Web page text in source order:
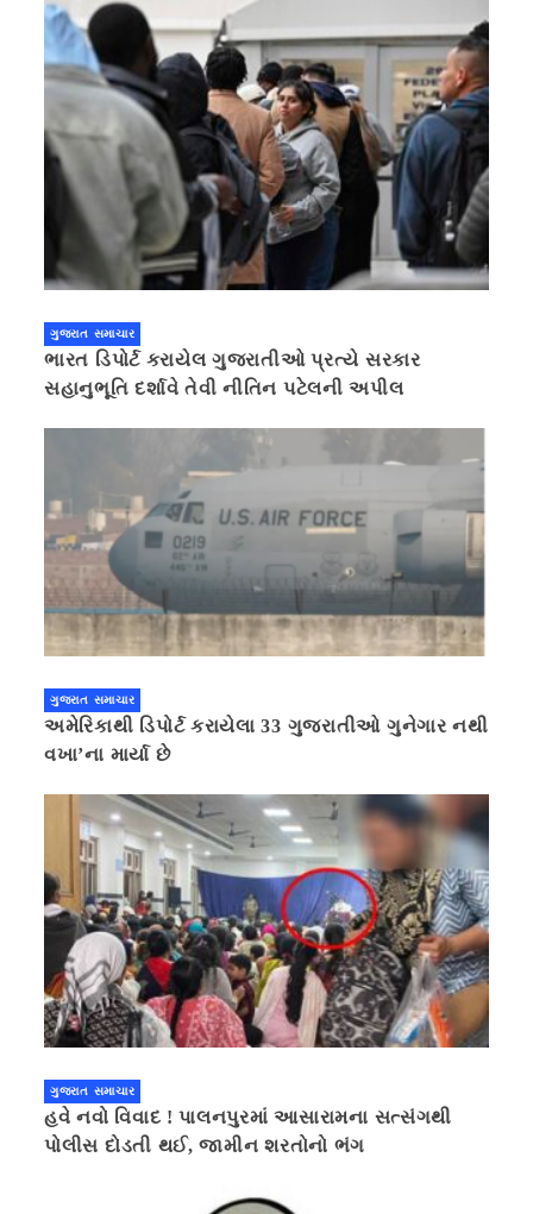
ગુજરાત સમાચાર
ભારત ડિપોર્ટ કરાયેલ ગુજરાતીઓ પ્રત્યે સરકાર
સહાનુભૂતિ દર્શાવે તેવી નીતિન પટેલની અપીલ
ગુજરાત સમાચાર
અમેરિકાથી ડિપોર્ટ કરાયેલા 33 ગુજરાતીઓ ગુનેગાર નથી
વખા’ના માર્યા છે
ગુજરાત સમાચાર
હવે નવો વિવાદ ! પાલનપુરમાં આસારામના સત્સંગથી
પોલીસ દોડતી થઈ, જામીન શરતોનો ભંગ